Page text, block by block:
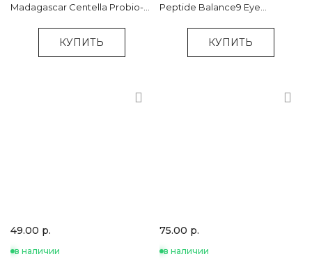
Madagascar Centella Probio-
КУПИТЬ
Peptide Balance9 Eye
КУПИТЬ
49.00 р.
в наличии
75.00 р.
в наличии